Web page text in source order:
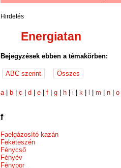
Hirdetés
Energiatan
Bejegyzések ebben a témakörben:
a| b |c |d |e |f |g h |i k |m |n |o
f
Faelgázosító kazán
Feketeszén
Fénycső
Fényév
Fénypor